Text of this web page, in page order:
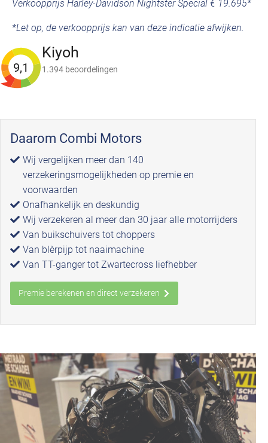
Verkoopprijs Harley-Davidson Nightster Special € 19.695*
*Let op, de verkoopprijs kan van deze indicatie afwijken.
9,1
Kiyoh
1.394 beoordelingen
Daarom Combi Motors
Wij vergelijken meer dan 140
verzekeringsmogelijkheden op premie en
voorwaarden
Onafhankelijk en deskundig
Wij verzekeren al meer dan 30 jaar alle motorrijders
Van buikschuivers tot choppers
Van blèrpijp tot naaimachine
Van TT-ganger tot Zwartecross liefhebber
Premie berekenen en direct verzekeren